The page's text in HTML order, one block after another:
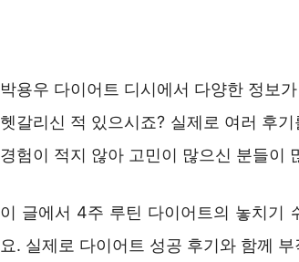
박용우 다이어트 디시에서 다양한 정보
헷갈리신 적 있으시죠? 실제로 여러 후
경험이 적지 않아 고민이 많으신 분들이
이 글에서 4주 루틴 다이어트의 놓치기
요. 실제로 다이어트 성공 후기와 함께